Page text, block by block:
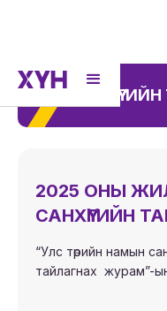
2025 ОНЫ
САНХҮҮГИЙН
“Улс төрийн намын
тайлагнах журам”-